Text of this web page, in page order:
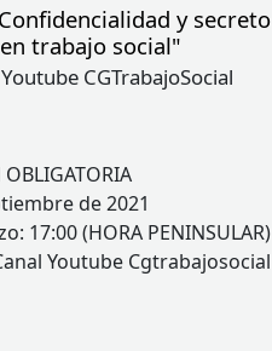
el 14 de noviembre (o
y secreto
trabajo social"
CGTrabajoSocial
OBLIGATORIA
de 2021
17:00 (HORA PENINSULAR)
Youtube Cgtrabajosocial